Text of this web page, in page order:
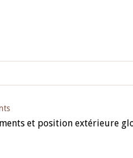
et position extérieure